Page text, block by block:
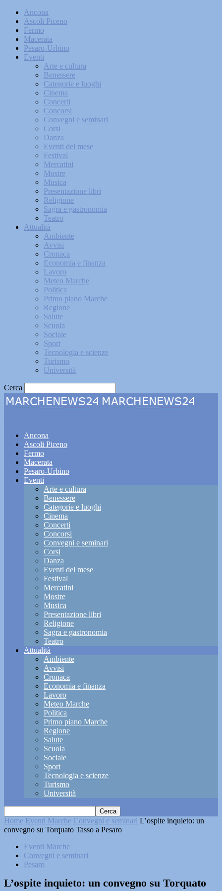
Ancona
Ascoli Piceno
Fermo
Macerata
Pesaro-Urbino
Eventi
Arte e cultura
Benessere
Categorie e luoghi
Cinema
Concerti
Concorsi
Convegni e seminari
Corsi
Danza
Eventi del mese
Festival
Mercatini
Mostre
Musica
Presentazione libri
Religione
Sagra e gastronomia
Teatro
Attualità
Ambiente
Avvisi
Cronaca
Economia e finanza
Lavoro
Meteo Marche
Politica
Primo piano Marche
Regione
Salute
Scuola
Sociale
Sport
Tecnologia e scienze
Turismo
Università
Cerca
Ancona
Ascoli Piceno
Fermo
Macerata
Pesaro-Urbino
Eventi
Arte e cultura
Benessere
Categorie e luoghi
Cinema
Concerti
Concorsi
Convegni e seminari
Corsi
Danza
Eventi del mese
Festival
Mercatini
Mostre
Musica
Presentazione libri
Religione
Sagra e gastronomia
Teatro
Attualità
Ambiente
Avvisi
Cronaca
Economia e finanza
Lavoro
Meteo Marche
Politica
Primo piano Marche
Regione
Salute
Scuola
Sociale
Sport
Tecnologia e scienze
Turismo
Università
Home Eventi Marche Convegni e seminari L’ospite inquieto: un
convegno su Torquato Tasso a Pesaro
Eventi Marche
Convegni e seminari
Pesaro
L’ospite inquieto: un convegno su Torquato